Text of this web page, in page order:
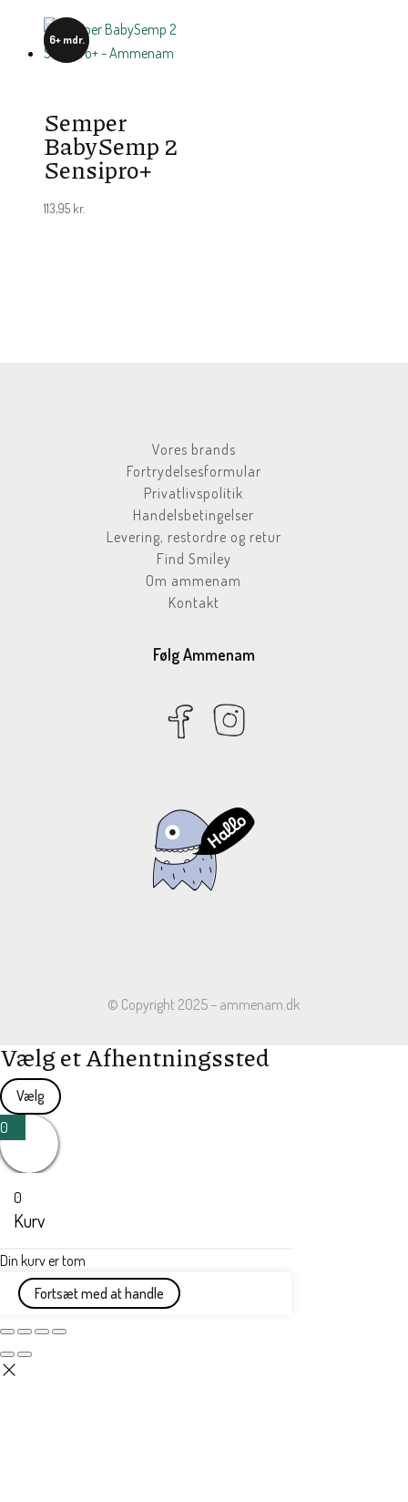
6+ mdr.
Semper
BabySemp 2
Sensipro+
113,95 kr.
Vores brands
Fortrydelsesformular
Privatlivspolitik
Handelsbetingelser
Levering, restordre og retur
Find Smiley
Om ammenam
Kontakt
Følg Ammenam
© Copyright 2025 – ammenam.dk
Vælg et Afhentningssted
Vælg
0
0
Kurv
Din kurv er tom
Fortsæt med at handle